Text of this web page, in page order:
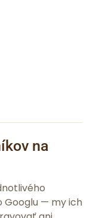
na
Googlu — my ich